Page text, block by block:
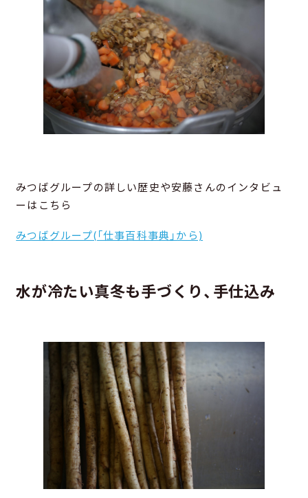
みつばグループの詳しい歴史や安藤さんのインタビュ
ーはこちら
みつばグループ(「仕事百科事典」から)
水が冷たい真冬も手づくり、手仕込み